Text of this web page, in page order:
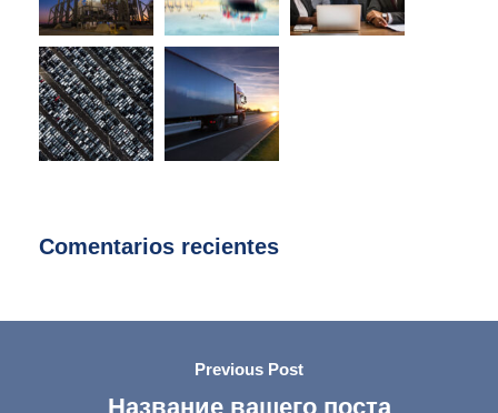
Comentarios recientes
Previous Post
Название вашего поста